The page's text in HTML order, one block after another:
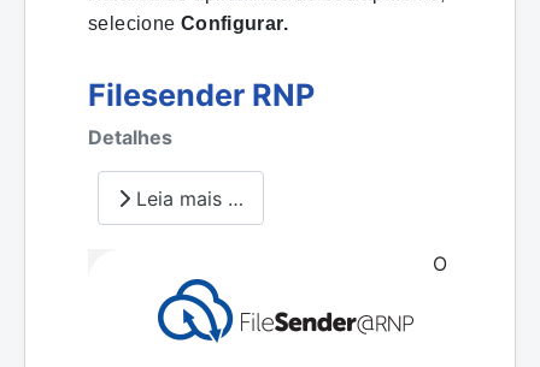
selecione Configurar.
Filesender RNP
Detalhes
Leia mais …
O